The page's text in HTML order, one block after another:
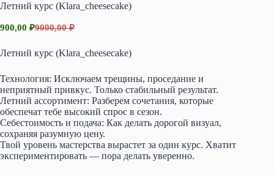
Летний курс (Klara_cheesecake)
9000,00₽
Первоначальная
составляла
900,00 ₽Текущая
900,00 ₽.
Летний курс (Klara_cheesecake)
Технология: Исключаем трещины, проседание и
неприятный привкус. Только стабильный результат.
Летний ассортимент: Разберем сочетания, которые
обеспечат тебе высокий спрос в сезон.
Себестоимость и подача: Как делать дорогой визуал,
сохраняя разумную цену.
Твой уровень мастерства вырастет за один курс. Хватит
экспериментировать — пора делать уверенно.